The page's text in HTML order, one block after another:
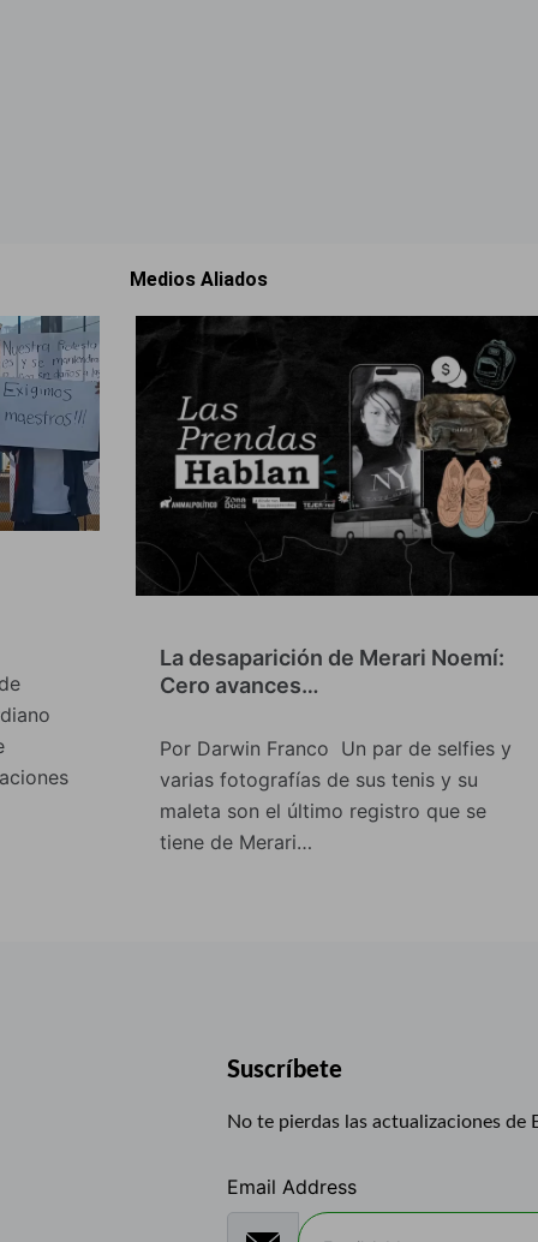
Medios Aliados
La desaparición de Merari Noemí:
Cero avances…
Por Darwin Franco Un par de selfies y
varias fotografías de sus tenis y su
maleta son el último registro que se
tiene de Merari…
Suscríbete
No te pierdas las actualizaciones de
Email Address